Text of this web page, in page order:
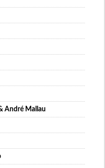
André Mallau